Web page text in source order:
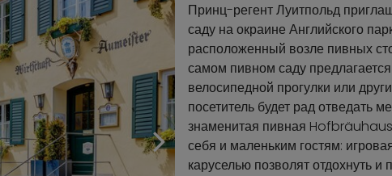
Принц-регент Луитпольд
саду на окраине Английского
расположенный возле пивных
самом пивном саду
велосипедной прогулки или
посетитель будет рад отведать
знаменитая пивная Hofbräuhaus,
себя и маленьким гостям:
каруселью позволят отдохнуть и